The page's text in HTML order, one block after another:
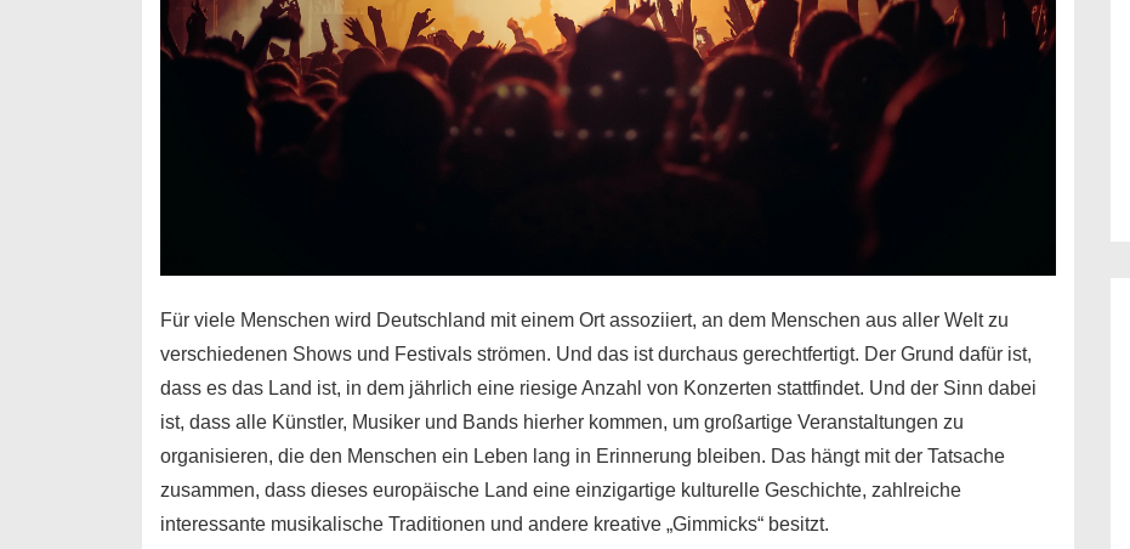
Für viele Menschen wird Deutschland mit einem Ort assoziiert, an dem Menschen aus aller Welt zu
verschiedenen Shows und Festivals strömen. Und das ist durchaus gerechtfertigt. Der Grund dafür ist,
dass es das Land ist, in dem jährlich eine riesige Anzahl von Konzerten stattfindet. Und der Sinn dabei
ist, dass alle Künstler, Musiker und Bands hierher kommen, um großartige Veranstaltungen zu
organisieren, die den Menschen ein Leben lang in Erinnerung bleiben. Das hängt mit der Tatsache
zusammen, dass dieses europäische Land eine einzigartige kulturelle Geschichte, zahlreiche
interessante musikalische Traditionen und andere kreative „Gimmicks“ besitzt.